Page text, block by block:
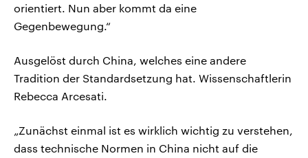
orientiert. Nun aber kommt da eine
Gegenbewegung.“
Ausgelöst durch China, welches eine andere
Tradition der Standardsetzung hat. Wissenschaftlerin
Rebecca Arcesati.
„Zunächst einmal ist es wirklich wichtig zu verstehen,
dass technische Normen in China nicht auf die